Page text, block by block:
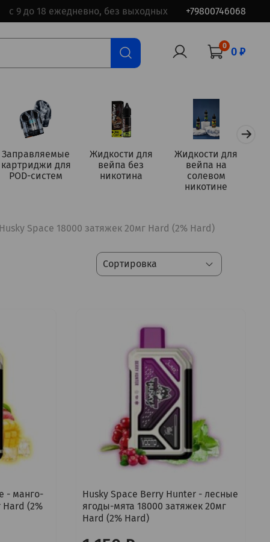
с 9 до 18 ежедневно, без выходных +79800746068
0 0 ₽
Заправляемые
картриджи для
POD-систем
Жидкости для
вейпа без
никотина
Жидкости для
вейпа на
солевом
никотине
Husky Space 18000 затяжек 20мг Hard (2% Hard)
- манго-
Hard (2%
Husky Space Berry Hunter - лесные
ягоды-мята 18000 затяжек 20мг
Hard (2% Hard)